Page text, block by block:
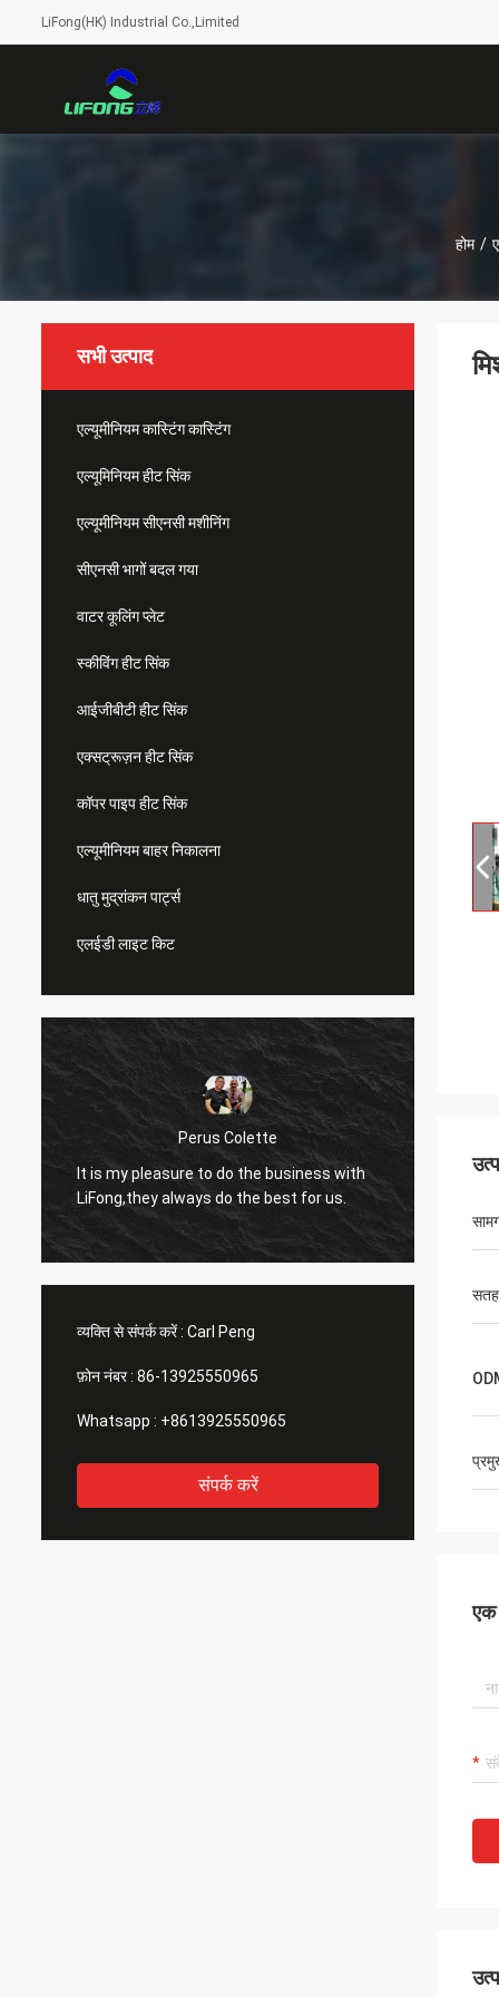
LiFong(HK) Industrial Co.,Limited
होम /
सभी उत्पाद
एल्यूमीनियम कास्टिंग कास्टिंग
एल्यूमिनियम हीट सिंक
एल्यूमीनियम सीएनसी मशीनिंग
सीएनसी भागों बदल गया
वाटर कूलिंग प्लेट
स्कीविंग हीट सिंक
आईजीबीटी हीट सिंक
एक्सट्रूज़न हीट सिंक
कॉपर पाइप हीट सिंक
एल्यूमीनियम बाहर निकालना
धातु मुद्रांकन पार्ट्स
एलईडी लाइट किट
Perus Colette
It is my pleasure to do the business with
LiFong,they always do the best for us.
I like
व्यक्ति से संपर्क करें : Carl Peng
फ़ोन नंबर : 86-13925550965
Whatsapp : +8613925550965
संपर्क करें
सतह
एक